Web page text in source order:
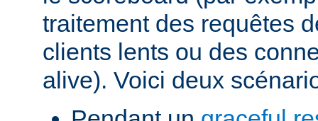
traitement des requêtes
clients lents ou des
alive). Voici deux